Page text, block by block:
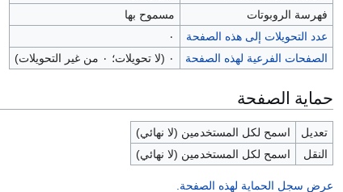
فهرسة الروبوتات
مسموح بها
عدد التحويلات إلى هذه الصفحة
٠
الصفحات الفرعية لهذه الصفحة
٠ (لا تحويلات؛ ٠ من غير التحويلات)
حماية الصفحة
تعديل
اسمح لكل المستخدمين (لا نهائي)
النقل
اسمح لكل المستخدمين (لا نهائي)
عرض سجل الحماية لهذه الصفحة.